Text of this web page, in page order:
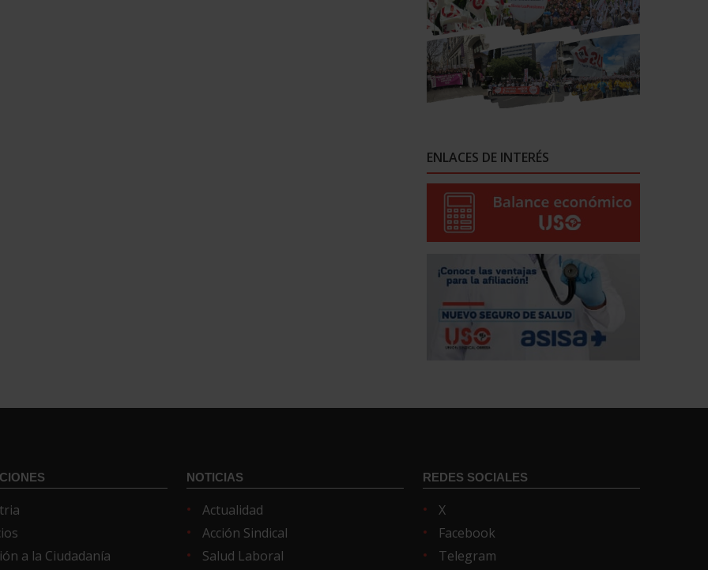
ENLACES DE INTERÉS
a la Ciudadanía
NOTICIAS
Actualidad
Acción Sindical
Salud Laboral
REDES SOCIALES
X
Facebook
Telegram